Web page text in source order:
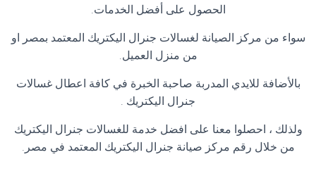
الحصول على أفضل الخدمات.
سواء من مركز الصيانة لغسالات جنرال اليكتريك المعتمد بمصر او
من منزل العميل.
بالأضافة للايدي المدربة صاحبة الخبرة في كافة اعطال غسالات
جنرال اليكتريك .
ولذلك ، احصلوا معنا على افضل خدمة للغسالات جنرال اليكتريك
من خلال رقم مركز صيانة جنرال اليكتريك المعتمد في مصر .